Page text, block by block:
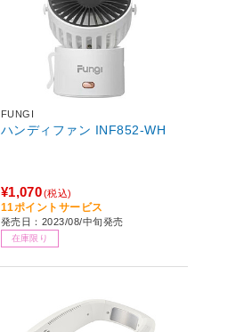
FUNGI
ハンディファン INF852-WH
¥1,070(税込)
11ポイントサービス
発売日：2023/08/中旬発売
在庫限り